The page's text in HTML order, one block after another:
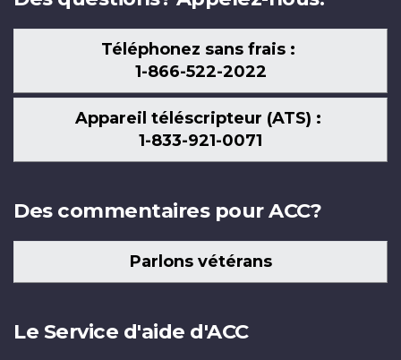
Téléphonez sans frais :
1-866-522-2022
Appareil téléscripteur (ATS) :
1-833-921-0071
Des commentaires pour ACC?
Parlons vétérans
Le Service d'aide d'ACC